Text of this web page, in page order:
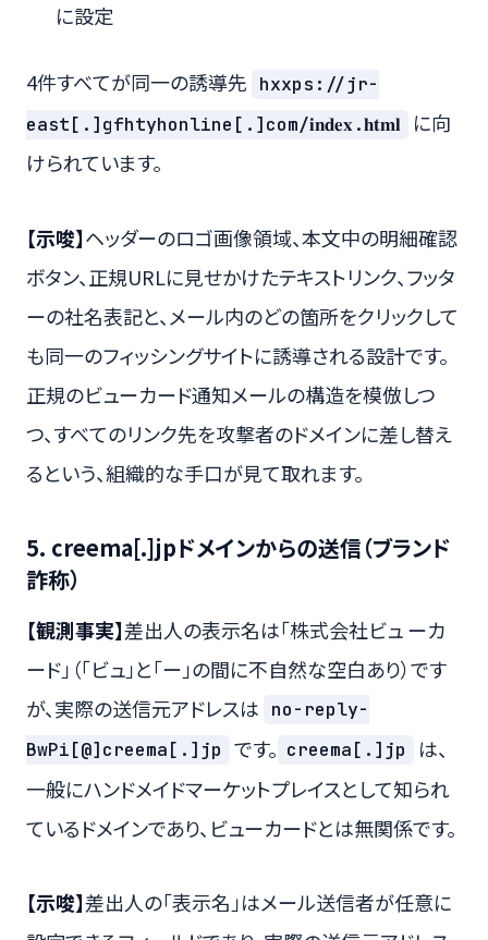
に設定
4件すべてが同一の誘導先 hxxps://jr-
east[.]gfhtyhonline[.]com/𝐢𝐧𝐝𝐞𝐱.𝐡𝐭𝐦𝐥 に向
けられています。
【示唆】ヘッダーのロゴ画像領域、本文中の明細確認
ボタン、正規URLに見せかけたテキストリンク、フッタ
ーの社名表記と、メール内のどの箇所をクリックして
も同一のフィッシングサイトに誘導される設計です。
正規のビューカード通知メールの構造を模倣しつ
つ、すべてのリンク先を攻撃者のドメインに差し替え
るという、組織的な手口が見て取れます。
5. creema[.]jpドメインからの送信（ブランド
詐称）
【観測事実】差出人の表示名は「株式会社ビュ ーカ
ード」（「ビュ」と「ー」の間に不自然な空白あり）です
が、実際の送信元アドレスは no-reply-
BwPi[@]creema[.]jp です。 creema[.]jp
は、
一般にハンドメイドマーケットプレイスとして知られ
ているドメインであり、ビューカードとは無関係です。
【示唆】差出人の「表示名」はメール送信者が任意に